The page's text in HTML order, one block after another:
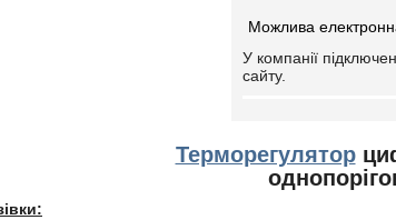
У компанії
сайту.
Терморегулятор